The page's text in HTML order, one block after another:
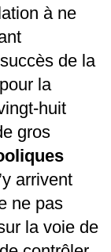
à ne
de la
la
huit
gros
arrivent
ne pas
la voie de